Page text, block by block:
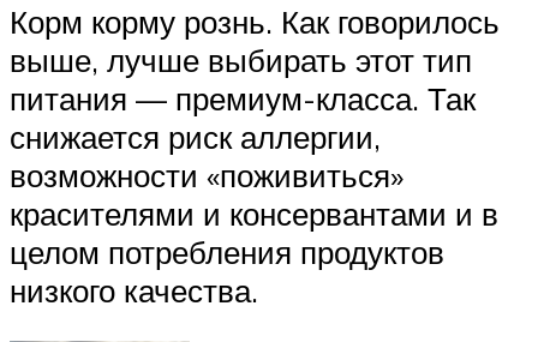
Корм корму рознь. Как говорилось
выше, лучше выбирать этот тип
питания — премиум-класса. Так
снижается риск аллергии,
возможности «поживиться»
красителями и консервантами и в
целом потребления продуктов
низкого качества.